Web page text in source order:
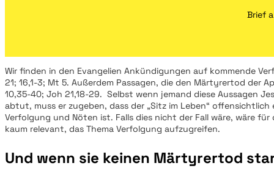
Brief
Wir finden in den Evangelien Ankündigungen auf kommende
21; 16,1-3; Mt 5. Außerdem Passagen, die den Märtyrertod der
10,35-40; Joh 21,18-29. Selbst wenn jemand diese Aussagen
abtut, muss er zugeben, dass der „Sitz im Leben“ offensichtlich
Verfolgung und Nöten ist. Falls dies nicht der Fall wäre, wäre für
kaum relevant, das Thema Verfolgung aufzugreifen.
Und wenn sie keinen Märtyrertod